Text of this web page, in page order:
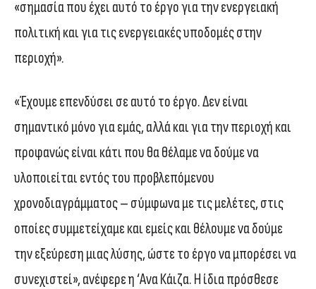
«σημασία που έχει αυτό το έργο για την ενεργειακή
πολιτική και για τις ενεργειακές υποδομές στην
περιοχή».
«Έχουμε επενδύσει σε αυτό το έργο. Δεν είναι
σημαντικό μόνο για εμάς, αλλά και για την περιοχή και
προφανώς είναι κάτι που θα θέλαμε να δούμε να
υλοποιείται εντός του προβλεπόμενου
χρονοδιαγράμματος – σύμφωνα με τις μελέτες, στις
οποίες συμμετείχαμε και εμείς και θέλουμε να δούμε
την εξεύρεση μιας λύσης, ώστε το έργο να μπορέσει να
συνεχιστεί», ανέφερε η ‘Ανα Κάιζα. Η ίδια πρόσθεσε